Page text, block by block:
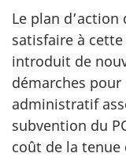
Le plan d’action
satisfaire à cette
introduit de
démarches
administratif
subvention du
coût de la